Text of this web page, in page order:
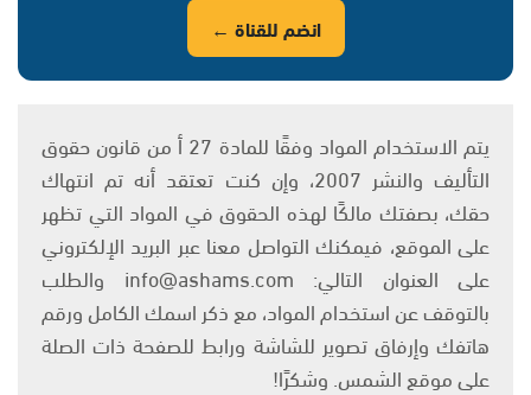
انضم للقناة ←
يتم الاستخدام المواد وفقًا للمادة 27 أ من قانون حقوق
التأليف والنشر 2007، وإن كنت تعتقد أنه تم انتهاك
حقك، بصفتك مالكًا لهذه الحقوق في المواد التي تظهر
على الموقع، فيمكنك التواصل معنا عبر البريد الإلكتروني
على العنوان التالي: info@ashams.com والطلب
بالتوقف عن استخدام المواد، مع ذكر اسمك الكامل ورقم
هاتفك وإرفاق تصوير للشاشة ورابط للصفحة ذات الصلة
على موقع الشمس. وشكرًا!